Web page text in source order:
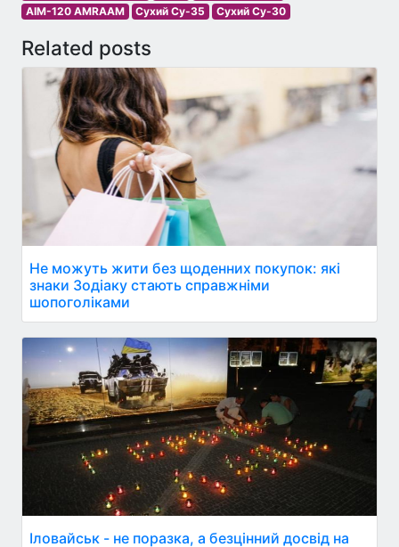
AIM-120 AMRAAM
Сухий Су-35 Сухий Су-30
Related posts
Не можуть жити без щоденних покупок: які
знаки Зодіаку стають справжніми
шопоголіками
Іловайськ - не поразка, а безцінний досвід на